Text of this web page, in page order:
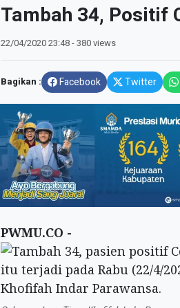
Tambah 34, Positif
22/04/202023:48- 380 views
Bagikan : Facebook Twitter
PWMU.CO -